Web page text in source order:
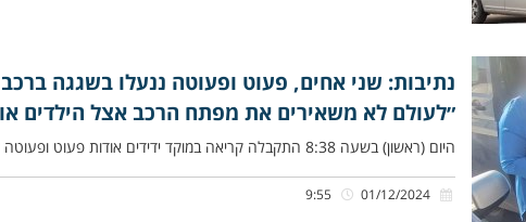
נתיבות: שני אחים, פעוט ופעוטה ננעלו בשגגה
״לעולם לא משאירים את מפתח הרכב אצל הילדים
היום (ראשון) בשעה 8:38 התקבלה קריאה במוקד ידידים אודות פעוט ופעוטה שננעלו בשגגה ברכב לעיני אימם, בשדרות ירושלים בנתיבות.